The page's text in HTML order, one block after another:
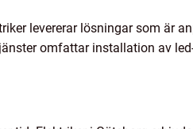
levererar lösningar som är
omfattar installation av